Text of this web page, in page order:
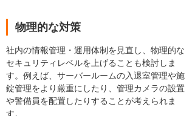
物理的な対策
社内の情報管理・運用体制を見直し、物理的な
セキュリティレベルを上げることも検討しま
す。例えば、サーバールームの入退室管理や施
錠管理をより厳重にしたり、管理カメラの設置
や警備員を配置したりすることが考えられま
す。